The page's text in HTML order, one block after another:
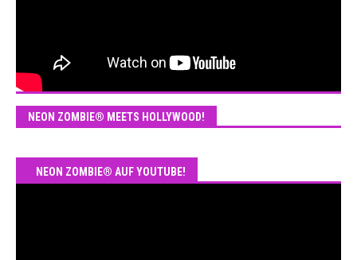
NEON ZOMBIE® MEETS HOLLYWOOD!
NEON ZOMBIE® AUF YOUTUBE!